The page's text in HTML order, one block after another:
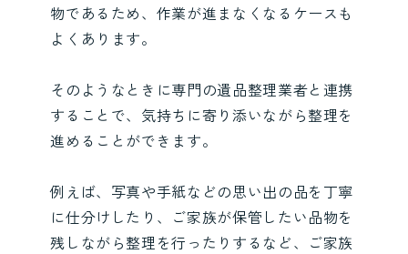
物であるため、作業が進まなくなるケースも
よくあります。
そのようなときに専門の遺品整理業者と連携
することで、気持ちに寄り添いながら整理を
進めることができます。
例えば、写真や手紙などの思い出の品を丁寧
に仕分けしたり、ご家族が保管したい品物を
残しながら整理を行ったりするなど、ご家族